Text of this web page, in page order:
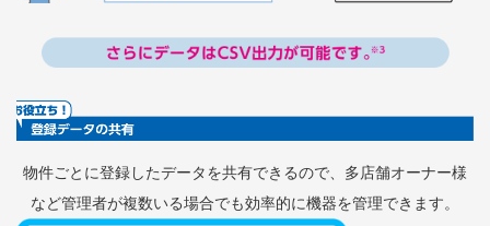
物件ごとに登録したデータを共有できるので、 多店舗オーナー様
など管理者が複数いる場合でも効率的に機器を管理できます。